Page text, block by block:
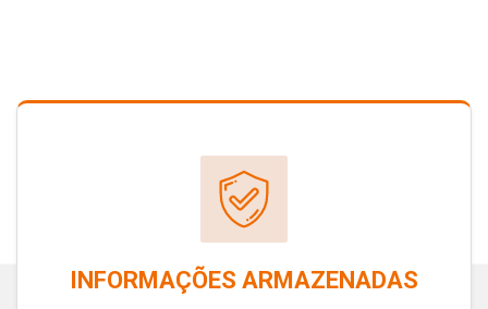
INFORMAÇÕES ARMAZENADAS